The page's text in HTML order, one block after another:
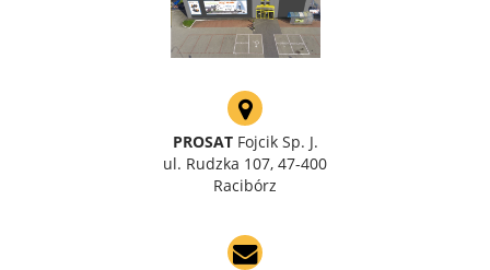
PROSATFojcik Sp. J.
ul. Rudzka 107, 47-400
Racibórz